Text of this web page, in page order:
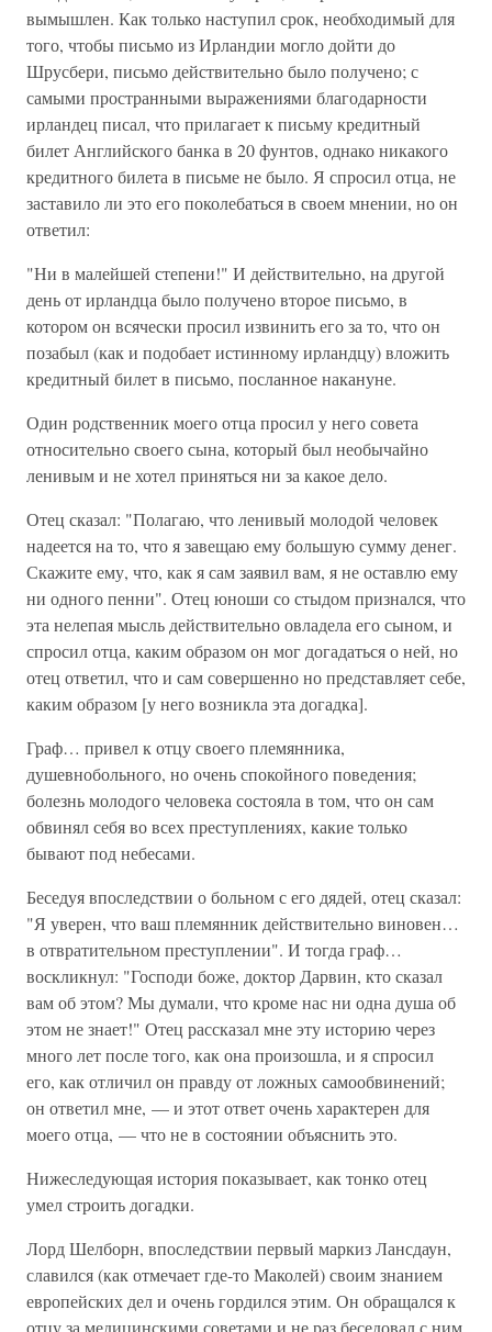
вымышлен. Как только наступил срок, необходимый для
того, чтобы письмо из Ирландии могло дойти до
Шрусбери, письмо действительно было получено; с
самыми пространными выражениями благодарности
ирландец писал, что прилагает к письму кредитный
билет Английского банка в 20 фунтов, однако никакого
кредитного билета в письме не было. Я спросил отца, не
заставило ли это его поколебаться в своем мнении, но он
ответил:
"Ни в малейшей степени!" И действительно, на другой
день от ирландца было получено второе письмо, в
котором он всячески просил извинить его за то, что он
позабыл (как и подобает истинному ирландцу) вложить
кредитный билет в письмо, посланное накануне.
Один родственник моего отца просил у него совета
относительно своего сына, который был необычайно
ленивым и не хотел приняться ни за какое дело.
Отец сказал: "Полагаю, что ленивый молодой человек
надеется на то, что я завещаю ему большую сумму денег.
Скажите ему, что, как я сам заявил вам, я не оставлю ему
ни одного пенни". Отец юноши со стыдом признался, что
эта нелепая мысль действительно овладела его сыном, и
спросил отца, каким образом он мог догадаться о ней, но
отец ответил, что и сам совершенно но представляет себе,
каким образом [у него возникла эта догадка].
Граф… привел к отцу своего племянника,
душевнобольного, но очень спокойного поведения;
болезнь молодого человека состояла в том, что он сам
обвинял себя во всех преступлениях, какие только
бывают под небесами.
Беседуя впоследствии о больном с его дядей, отец сказал:
"Я уверен, что ваш племянник действительно виновен…
в отвратительном преступлении". И тогда граф…
воскликнул: "Господи боже, доктор Дарвин, кто сказал
вам об этом? Мы думали, что кроме нас ни одна душа об
этом не знает!" Отец рассказал мне эту историю через
много лет после того, как она произошла, и я спросил
его, как отличил он правду от ложных самообвинений;
он ответил мне, — и этот ответ очень характерен для
моего отца, — что не в состоянии объяснить это.
Нижеследующая история показывает, как тонко отец
умел строить догадки.
Лорд Шелборн, впоследствии первый маркиз Лансдаун,
славился (как отмечает где-то Маколей) своим знанием
европейских дел и очень гордился этим. Он обращался к
отцу за медицинскими советами и не раз беседовал с ним